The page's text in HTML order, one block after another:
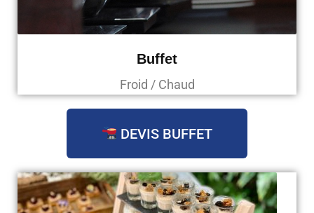
Buffet
Froid / Chaud
DEVIS BUFFET